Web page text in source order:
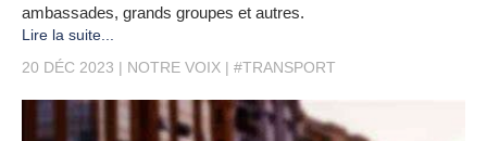
ambassades, grands groupes et autres.
Lire la suite...
20 DÉC 2023
NOTRE VOIX #TRANSPORT